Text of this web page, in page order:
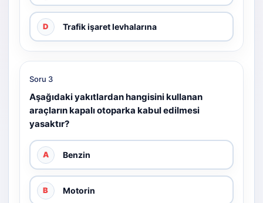
D Trafik işaret levhalarına
Soru 3
Aşağıdaki yakıtlardan hangisini kullanan
araçların kapalı otoparka kabul edilmesi
yasaktır?
A Benzin
B Motorin